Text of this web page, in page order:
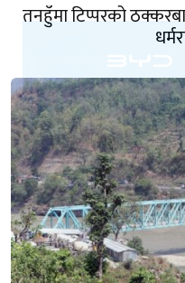
तनहुँमा टिप्परको